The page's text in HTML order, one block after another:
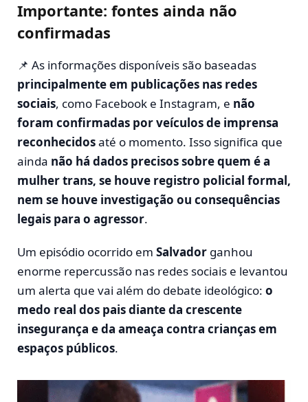
Importante: fontes ainda não
confirmadas
📌 As informações disponíveis são baseadas
principalmente em publicações nas redes
sociais, como Facebook e Instagram, e não
foram confirmadas por veículos de imprensa
reconhecidosaté o momento. Isso significa que
ainda não há dados precisos sobre quem é a
mulher trans, se houve registro policial formal,
nem se houve investigação ou consequências
legais para o agressor.
Um episódio ocorrido em Salvador ganhou
enorme repercussão nas redes sociais e levantou
um alerta que vai além do debate ideológico: o
medo real dos pais diante da crescente
insegurança e da ameaça contra crianças em
espaços públicos.